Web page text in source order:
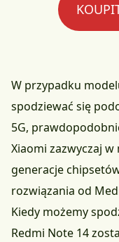
W przypadku
spodziewać się
5G,
Xiaomi zazwyczaj
generacje
rozwiązania od
Kiedy możemy
Redmi Note 14